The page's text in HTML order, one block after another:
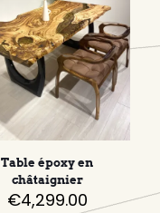
Table époxy en
châtaignier
€4,299.00